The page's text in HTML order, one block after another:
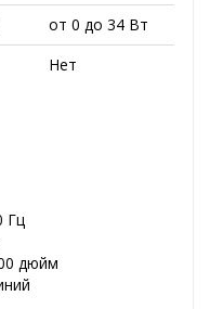
от 0 до 34 Вт
Нет
Гц
дюйм